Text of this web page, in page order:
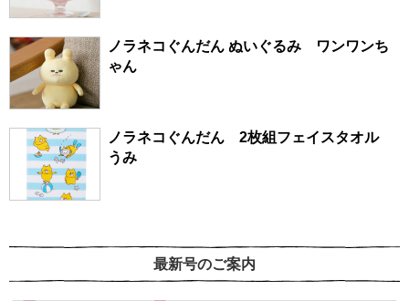
ノラネコぐんだん ぬいぐるみ ワンワンち
ゃん
ノラネコぐんだん 2枚組フェイスタオル
うみ
最新号のご案内